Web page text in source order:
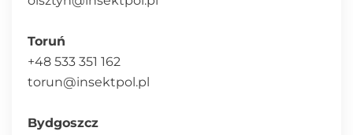
Toruń
+48 533 351 162
torun@insektpol.pl
Bydgoszcz